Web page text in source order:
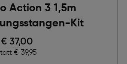
Action 3 1,5m
Kit
Preis nach Rabatts
€ 37,00
Ursprünglicher Preis
€ 39,95